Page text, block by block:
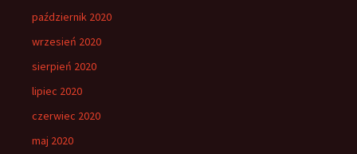
październik 2020
wrzesień 2020
sierpień 2020
lipiec 2020
czerwiec 2020
maj 2020